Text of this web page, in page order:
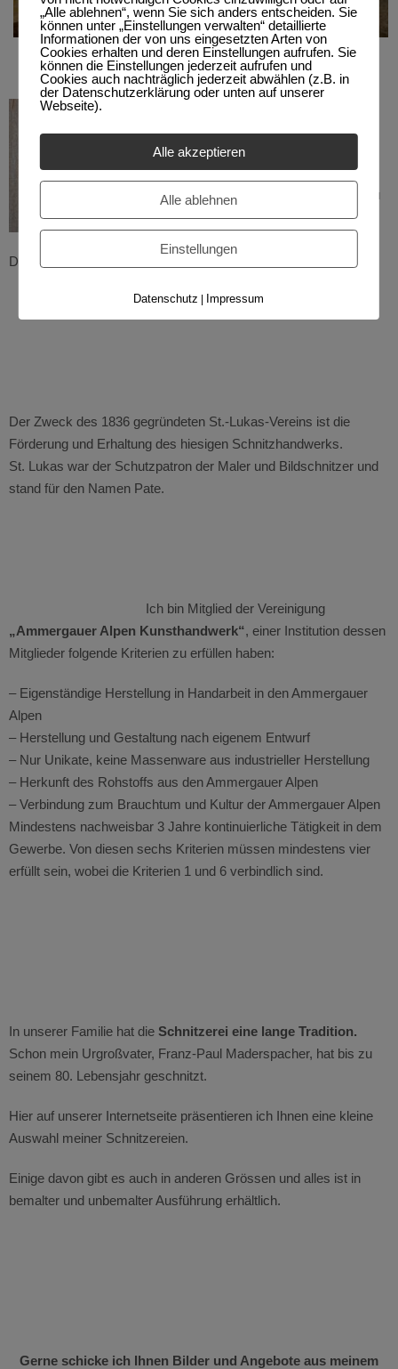
Ich bin Mitglied im
der Vereinigung der
Oberammergauer Holzschnitzer
, zu
erkennen an nebenstehendem
Dieser Stempel bürgt für echte Oberammergauer Handarbeit.
Der Zweck des 1836 gegründeten St.-Lukas-Vereins ist die
Förderung und Erhaltung des hiesigen Schnitzhandwerks.
St. Lukas war der Schutzpatron der Maler und Bildschnitzer und
stand für den Namen Pate.
Ich bin Mitglied der Vereinigung
„Ammergauer Alpen Kunsthandwerk“, einer Institution dessen
Mitglieder folgende Kriterien zu erfüllen haben:
– Eigenständige Herstellung in Handarbeit in den Ammergauer
Alpen
– Herstellung und Gestaltung nach eigenem Entwurf
– Nur Unikate, keine Massenware aus industrieller Herstellung
– Herkunft des Rohstoffs aus den Ammergauer Alpen
– Verbindung zum Brauchtum und Kultur der Ammergauer Alpen
Mindestens nachweisbar 3 Jahre kontinuierliche Tätigkeit in dem
Gewerbe. Von diesen sechs Kriterien müssen mindestens vier
erfüllt sein, wobei die Kriterien 1 und 6 verbindlich sind.
In unserer Familie hat die Schnitzerei eine lange Tradition.
Schon mein Urgroßvater, Franz-Paul Maderspacher, hat bis zu
seinem 80. Lebensjahr geschnitzt.
Hier auf unserer Internetseite präsentieren ich Ihnen eine kleine
Auswahl meiner Schnitzereien.
Einige davon gibt es auch in anderen Grössen und alles ist in
bemalter und unbemalter Ausführung erhältlich.
Gerne schicke ich Ihnen Bilder und Angebote aus meinem
„Alle ablehnen“, wenn Sie sich anders entscheiden. Sie
können unter „Einstellungen verwalten“ detaillierte
Informationen der von uns eingesetzten Arten von
Cookies erhalten und deren Einstellungen aufrufen. Sie
können die Einstellungen jederzeit aufrufen und
Cookies auch nachträglich jederzeit abwählen (z.B. in
der Datenschutzerklärung oder unten auf unserer
Webseite).
Alle akzeptieren
Alle ablehnen
Einstellungen
Datenschutz Impressum